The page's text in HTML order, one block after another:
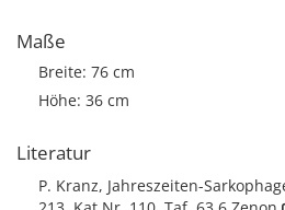
Maße
Breite: 76 cm
Höhe: 36 cm
Literatur
P. Kranz, Jahreszeiten-